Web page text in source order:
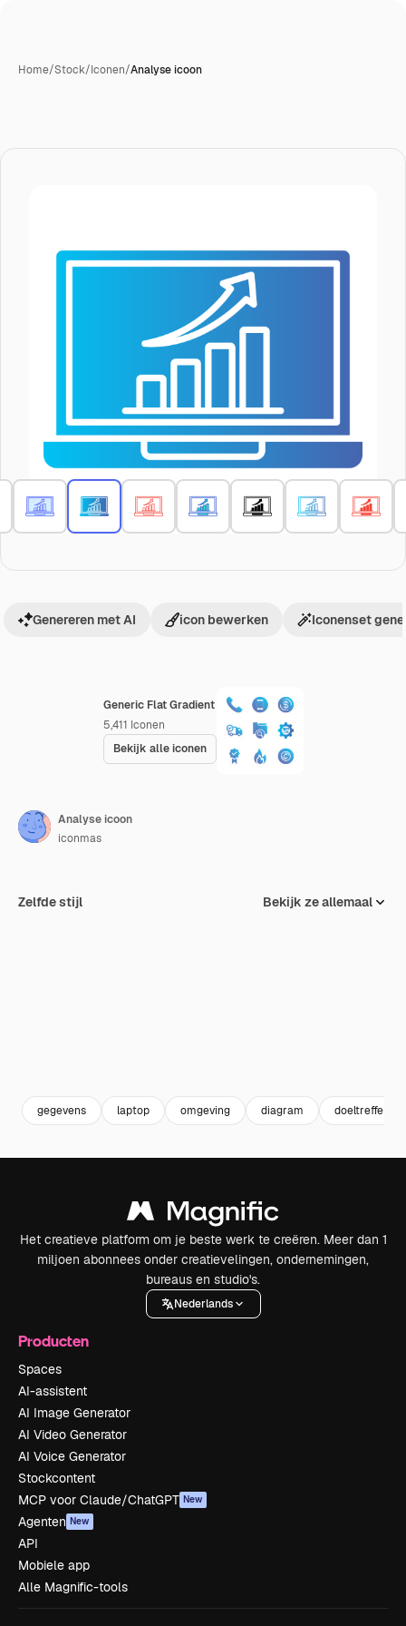
Home/Stock/Iconen/Analyse icoon
Generic Flat Gradient
5,411 Iconen
Bekijk alle iconen
Genereren met AI icon bewerken Iconenset
Analyse icoon
iconmas
Zelfde stijl Bekijk ze allemaal
gegevens laptop omgeving diagram
Het creatieve platform om je beste werk te creëren. Meer dan 1
miljoen abonnees onder creatievelingen, ondernemingen,
bureaus en studio's.
Nederlands
Producten
Spaces
AI-assistent
AI Image Generator
AI Video Generator
AI Voice Generator
Stockcontent
MCP voor Claude/ChatGPT New
Agenten New
API
Mobiele app
Alle Magnific-tools